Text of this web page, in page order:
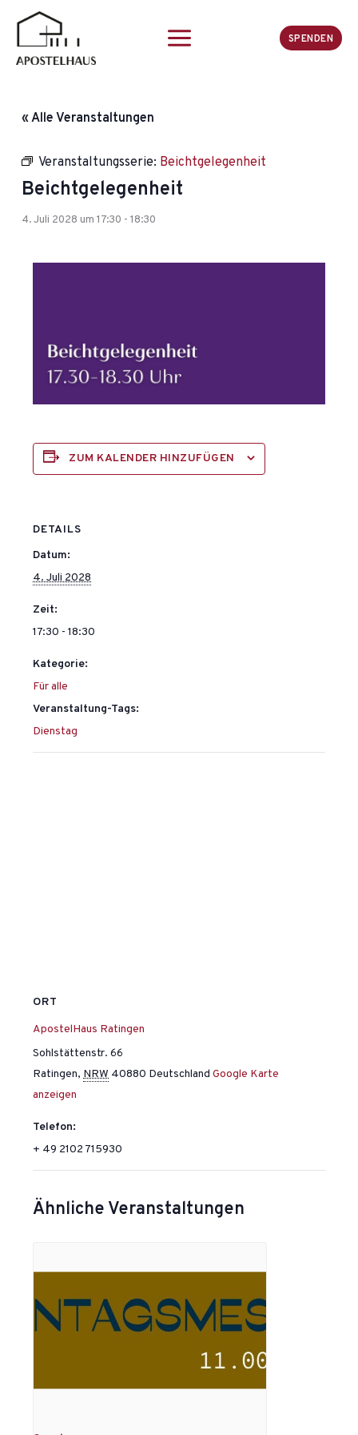
springen
SPENDEN
« Alle Veranstaltungen
Veranstaltungsserie: Beichtgelegenheit
Beichtgelegenheit
4. Juli 2028 um 17:30 -18:30
ZUM KALENDER HINZUFÜGEN
DETAILS
Datum:
4. Juli 2028
Zeit:
17:30 - 18:30
Kategorie:
Für alle
Veranstaltung-Tags:
Dienstag
ORT
ApostelHaus Ratingen
Sohlstättenstr. 66
Ratingen, NRW 40880 Deutschland Google Karte
anzeigen
Telefon:
+ 49 2102 715930
Ähnliche Veranstaltungen